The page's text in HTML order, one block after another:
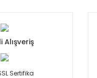
Alışveriş
Sertifika